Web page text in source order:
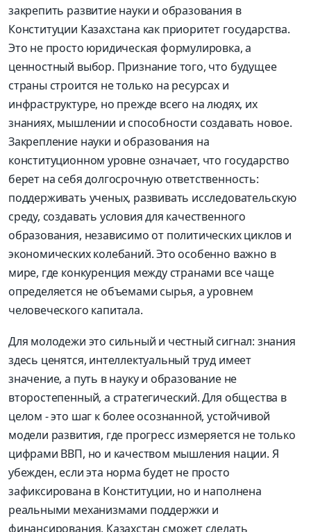
закрепить развитие науки и образования в
Конституции Казахстана как приоритет государства.
Это не просто юридическая формулировка, а
ценностный выбор. Признание того, что будущее
страны строится не только на ресурсах и
инфраструктуре, но прежде всего на людях, их
знаниях, мышлении и способности создавать новое.
Закрепление науки и образования на
конституционном уровне означает, что государство
берет на себя долгосрочную ответственность:
поддерживать ученых, развивать исследовательскую
среду, создавать условия для качественного
образования, независимо от политических циклов и
экономических колебаний. Это особенно важно в
мире, где конкуренция между странами все чаще
определяется не объемами сырья, а уровнем
человеческого капитала.
Для молодежи это сильный и честный сигнал: знания
здесь ценятся, интеллектуальный труд имеет
значение, а путь в науку и образование не
второстепенный, а стратегический. Для общества в
целом - это шаг к более осознанной, устойчивой
модели развития, где прогресс измеряется не только
цифрами ВВП, но и качеством мышления нации. Я
убежден, если эта норма будет не просто
зафиксирована в Конституции, но и наполнена
реальными механизмами поддержки и
финансирования, Казахстан сможет сделать